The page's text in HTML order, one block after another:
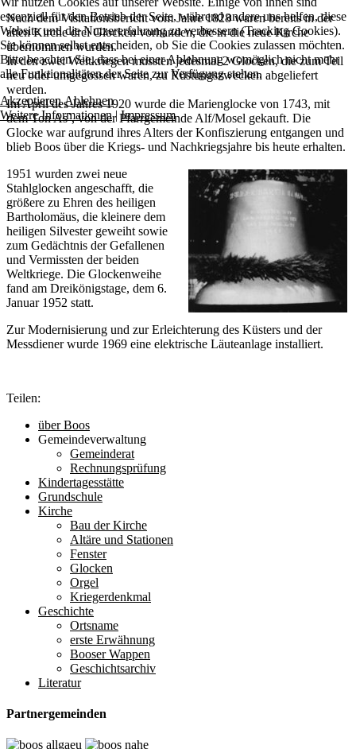
Nach dem Visitationsbericht vom Jahre 1828 waren bereits in der
alten Kirche drei Glocken vorhanden, die in die neue Kirche
übernommen wurden.
In den zwei Weltkriegen mussten jedesmal 2 Glocken, die zum Teil
neu oder umgegossen waren, zu Rüstungszwecken abgeliefert
werden.
Im April des Jahres 1920 wurde die Marienglocke von 1743, mit
dem Ton As`, von der Pfarrgemeinde Alf/Mosel gekauft. Die
Glocke war aufgrund ihres Alters der Konfiszierung entgangen und
blieb Boos über die Kriegs- und Nachkriegsjahre bis heute erhalten.
1951 wurden zwei neue
Stahlglocken angeschafft, die
größere zu Ehren des heiligen
Bartholomäus, die kleinere dem
heiligen Silvester geweiht sowie
zum Gedächtnis der Gefallenen
und Vermissten der beiden
Weltkriege. Die Glockenweihe
fand am Dreikönigstage, dem 6.
Januar 1952 statt.
Zur Modernisierung und zur Erleichterung des Küsters und der
Messdiener wurde 1969 eine elektrische Läuteanlage installiert.
Teilen:
über Boos
Gemeindeverwaltung
Gemeinderat
Rechnungsprüfung
Kindertagesstätte
Grundschule
Kirche
Bau der Kirche
Altäre und Stationen
Fenster
Glocken
Orgel
Kriegerdenkmal
Geschichte
Ortsname
erste Erwähnung
Booser Wappen
Geschichtsarchiv
Literatur
Partnergemeinden
essenziell für den Betrieb der Seite, während andere uns helfen, diese
Website und die Nutzererfahrung zu verbessern (Tracking Cookies).
Sie können selbst entscheiden, ob Sie die Cookies zulassen möchten.
Bitte beachten Sie, dass bei einer Ablehnung womöglich nicht mehr
alle Funktionalitäten der Seite zur Verfügung stehen.
Akzeptieren Ablehnen
Weitere Informationen|Impressum